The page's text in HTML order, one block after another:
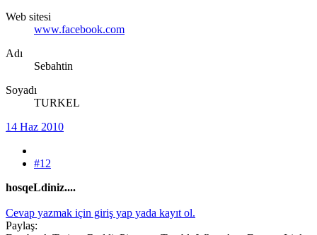
Web sitesi
www.facebook.com
Adı
Sebahtin
Soyadı
TURKEL
14 Haz 2010
#12
hosqeLdiniz....
Cevap yazmak için giriş yap yada kayıt ol.
Paylaş: